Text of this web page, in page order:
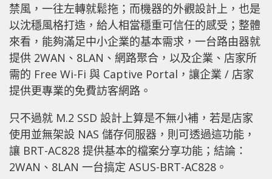
禁風，一往左轉就鬆拖；而機器的外觀設計上，也是
以沈穩風格打造，給人相當穩重可信任的感受；整體
來看，能夠滿足中小企業的基本需求，一台路由器就
提供 2WAN、8LAN、網路聚合，以及企業、店家所
需的 Free Wi-Fi 與 Captive Portal，讓企業 / 店家
提供更專業的免費訪客網路。
只不過就 M.2 SSD 設計上算是不無小補，若是店家
使用並無架設 NAS 儲存伺服器，則可透過這功能，
讓 BRT-AC828 提供基本的檔案分享功能；結論：
2WAN、8LAN 一台搞定 ASUS-BRT-AC828。